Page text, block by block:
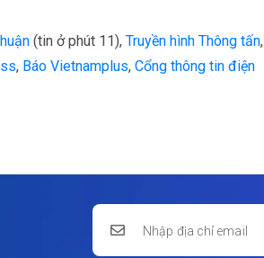
(tin ở phút 11), Truyền hình Thông tấn,
, Báo Vietnamplus, Cổng thông tin điện